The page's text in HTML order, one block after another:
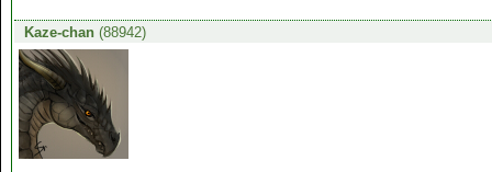
Kaze-chan(88942)